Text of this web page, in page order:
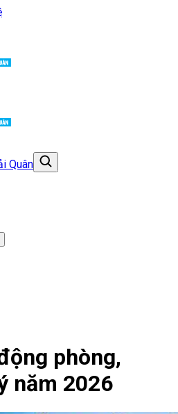
Quân
phòng,
năm 2026